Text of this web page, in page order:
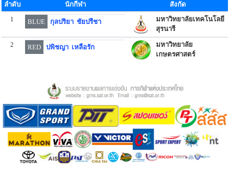
ลำดับ นักกีฬา
สังกัด
1
BLUE กุลปริยา ชัยปรีชา
มหาวิทยาลัยเทคโนโลยี
สุรนารี
2 RED ปพิชญา เหลือรัก
มหาวิทยาลัย
เกษตรศาสตร์